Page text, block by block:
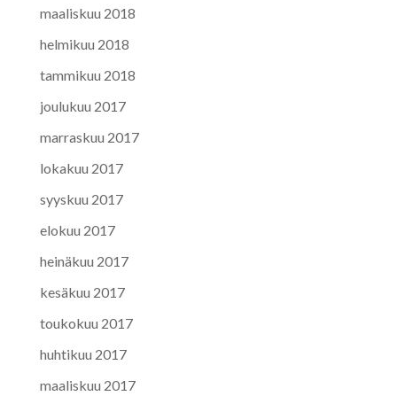
maaliskuu 2018
helmikuu 2018
tammikuu 2018
joulukuu 2017
marraskuu 2017
lokakuu 2017
syyskuu 2017
elokuu 2017
heinäkuu 2017
kesäkuu 2017
toukokuu 2017
huhtikuu 2017
maaliskuu 2017